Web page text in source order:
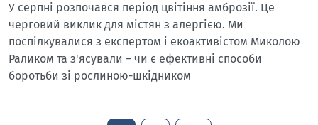
У серпні розпочався період цвітіння амброзії. Це
черговий виклик для містян з алергією. Ми
поспілкувалися з експертом і екоактивістом Миколою
Раликом та з'ясували – чи є ефективні способи
боротьби зі рослиною-шкідником